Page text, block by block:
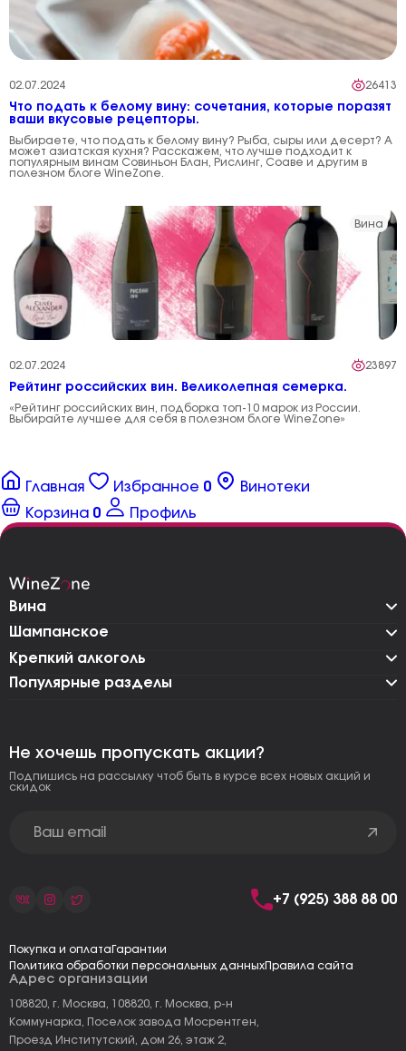
02.07.2024 26413
Что подать к белому вину: сочетания, которые поразят
ваши вкусовые рецепторы.
Выбираете, что подать к белому вину? Рыба, сыры или десерт? А
может азиатская кухня? Расскажем, что лучше подходит к
популярным винам Совиньон Блан, Рислинг, Соаве и другим в
полезном блоге WineZone.
Вина
02.07.2024 23897
Рейтинг российских вин. Великолепная семерка.
«Рейтинг российских вин, подборка топ-10 марок из России.
Выбирайте лучшее для себя в полезном блоге WineZone»
Главная Избранное 0
Винотеки
Корзина 0 Профиль
Вина
Шампанское
Крепкий алкоголь
Популярные разделы
Адрес организации
108820, г. Москва, 108820, г. Москва, р-н
Коммунарка, Поселок завода Мосрентген,
Проезд Институтский, дом 26, этаж 2,
Не хочешь пропускать акции?
Подпишись на рассылку чтоб быть в курсе всех новых акций и
скидок
+7 (925) 388 88 00
Покупка и оплата Гарантии
Политика обработки персональных данныхПравила сайта